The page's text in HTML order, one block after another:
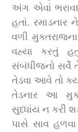
અંગ એવાં
હતાં. રમાડનાર
વળી
વહ્યા કરતું
સંબંધીજનો સર્વે
તેડવા આવે તો
તેડનાર આ
સુધ્ધાંય ન કરી
પાસે સાવ